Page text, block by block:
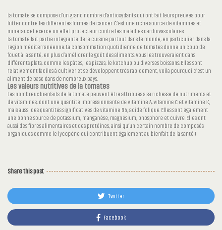
La tomate se compose d’un grand nombre d’antioxydants qui ont fait leurs preuves pour
lutter contre les différentes formes de cancer. C’est une riche source de vitamines et
minéraux et exerce un effet protecteur contre les maladies cardiovasculaires.
La tomate fait partie intégrante de la cuisine partout dans le monde, en particulier dans la
région méditerranéenne. La consommation quotidienne de tomates donne un coup de
fouet à la santé, en plus d’améliorer le goût des aliments. Vous les trouveraient dans
différents plats, comme les pâtes, les pizzas, le ketchup ou diverses boissons. Elles sont
relativement faciles à cultiver et se développent très rapidement, voila pourquoi c’est un
aliment de base dans de nombreux pays.
Les valeurs nutritives de la tomates
Les nombreux bienfaits de la tomate peuvent être attribués à sa richesse de nutriments et
de vitamines, dont une quantité impressionnante de vitamine A, vitamine C et vitamine K,
mais aussi des quantités significatives de vitamine B6, acide folique. Elles sont également
une bonne source de potassium, manganèse, magnésium, phosphore et cuivre. Elles ont
aussi des fibres alimentaires et des protéines, ainsi qu’un certain nombre de composés
organiques comme le lycopène qui contribuent également au bienfait de la santé !
Share this post
Twitter
Facebook